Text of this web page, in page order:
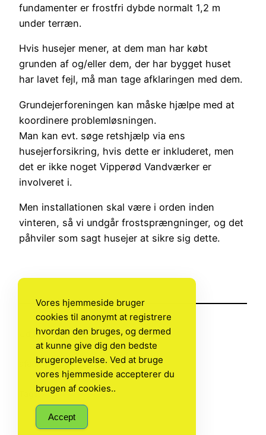
fundamenter er frostfri dybde normalt 1,2 m
under terræn.
Hvis husejer mener, at dem man har købt
grunden af og/eller dem, der har bygget huset
har lavet fejl, må man tage afklaringen med dem.
Grundejerforeningen kan måske hjælpe med at
koordinere problemløsningen.
Man kan evt. søge retshjælp via ens
husejerforsikring, hvis dette er inkluderet, men
det er ikke noget Vipperød Vandværker er
involveret i.
Men installationen skal være i orden inden
vinteren, så vi undgår frostsprængninger, og det
påhviler som sagt husejer at sikre sig dette.
Udgivet3. juli 2022iUncategorized
admin
Tags:
Vores hjemmeside bruger
cookies til anonymt at registrere
hvordan den bruges, og dermed
at kunne give dig den bedste
brugeroplevelse. Ved at bruge
vores hjemmeside accepterer du
brugen af cookies..
Accept